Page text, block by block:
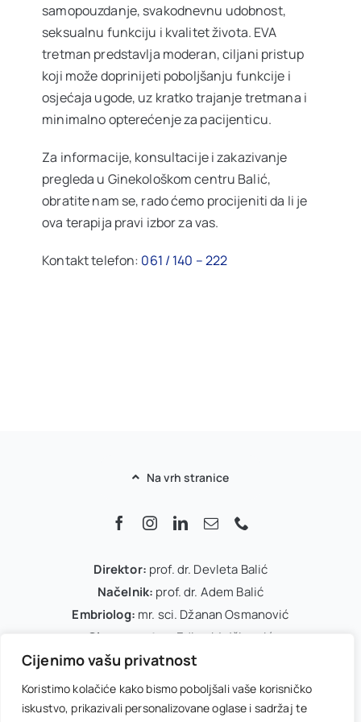
Cijenimo vašu privatnost
Koristimo kolačiće kako bismo poboljšali vaše korisničko
iskustvo, prikazivali personalizovane oglase i sadržaj te
samopouzdanje, svakodnevnu udobnost,
seksualnu funkciju i kvalitet života. EVA
tretman predstavlja moderan, ciljani pristup
koji može doprinijeti poboljšanju funkcije i
osjećaja ugode, uz kratko trajanje tretmana i
minimalno opterećenje za pacijenticu.
Za informacije, konsultacije i zakazivanje
pregleda u Ginekološkom centru Balić,
obratite nam se, rado ćemo procijeniti da li je
ova terapija pravi izbor za vas.
Kontakt telefon: 061 / 140 – 222
Na vrh stranice
Direktor: prof. dr. Devleta Balić
Načelnik: prof. dr. Adem Balić
Embriolog: mr. sci. Džanan Osmanović
Glavna sestra:
Edina Mujčinović
IVF koordinator:Arnela Dedić
Office menadžer:
Melisa Kasumović